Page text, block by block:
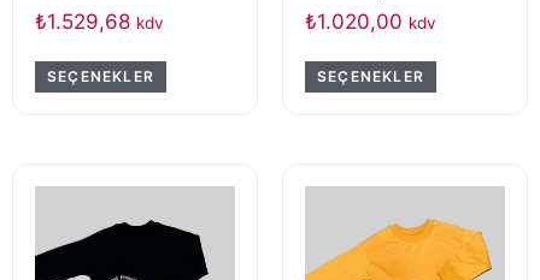
₺1.529,68 kdv
SEÇENEKLER
₺1.020,00 kdv
SEÇENEKLER